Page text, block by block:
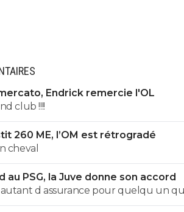
Endrick remercie l'OL
club !!!!
260 ME, l’OM est rétrogradé
cheval
au PSG, la Juve donne son accord
d assurance pour quelqu un
de régularité... Ton arrogance